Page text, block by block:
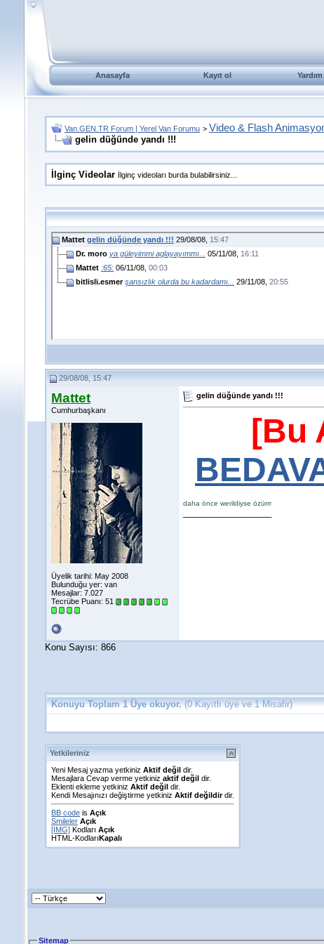
Anasayfa Kayıt ol Yardım
Van.GEN.TR Forum | Yerel Van Forumu > Video & Flash
gelin düğünde yandı !!!
İlginç Videolar İlginç videoları burda bulabilirsiniz...
Mattet gelin düğünde yandı !!! 29/08/08, 15:47
Dr. moro ya güleyimmi aglayayımmı... 05/11/08, 16:11
Mattet :65: 06/11/08, 00:03
bitlisli.esmer şansızlık olurda bu kadardamı... 29/11/08, 20:55
29/08/08, 15:47
Mattet
Cumhurbaşkanı
Üyelik tarihi: May 2008
Bulunduğu yer: van
Mesajlar: 7.027
Tecrübe Puanı: 51
gelin düğünde yandı !!!
[Bu
daha önce werildiyse özürrr
Konu Sayısı: 866
Konuyu Toplam 1 Üye okuyor.(0 Kayıtlı üye ve 1 Misafir)
Yetkileriniz
Yeni Mesaj yazma yetkiniz Aktif değil dir.
Mesajlara Cevap verme yetkiniz aktif değil dir.
Eklenti ekleme yetkiniz Aktif değil dir.
Kendi Mesajınızı değiştirme yetkiniz Aktif değildirdir.
BB code is Açık
Smileler Açık
[IMG] Kodları Açık
HTML-KodlarıKapalı
Sitemap